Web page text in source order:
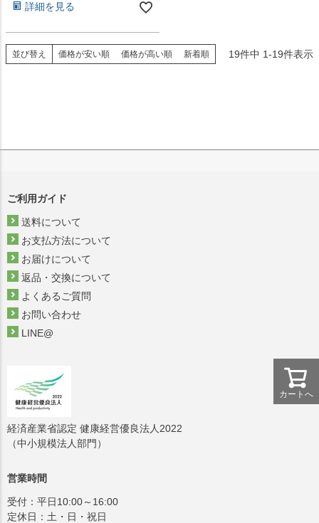
詳細を見る
並び替え 価格が安い順 価格が高い順 新着順 19件中 1-19件表示
カートへ
ご利用ガイド
送料について
お支払方法について
お届けについて
返品・交換について
よくあるご質問
お問い合わせ
LINE@
経済産業省認定 健康経営優良法人2022
（中小規模法人部門）
営業時間
受付：平日10:00～16:00
定休日：土・日・祝日